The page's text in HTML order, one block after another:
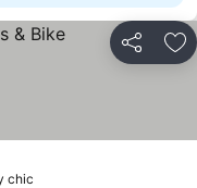
chic